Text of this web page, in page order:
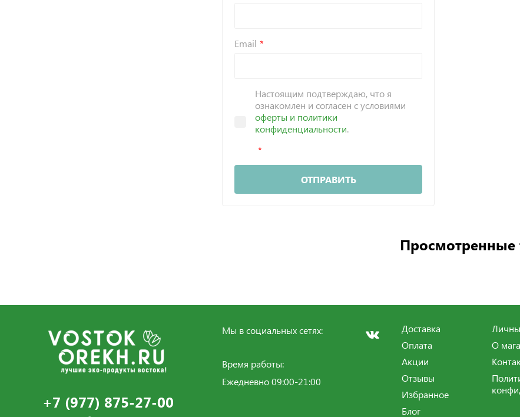
Email
Настоящим подтверждаю, что я
ознакомлен и согласен с условиями
оферты и политики
конфиденциальности.
ОТПРАВИТЬ
Просмотренные
+7 (977) 875-27-00
Мы в социальных сетях:
Время работы:
Ежедневно 09:00-21:00
Доставка
Оплата
Акции
Отзывы
Избранное
Блог
О